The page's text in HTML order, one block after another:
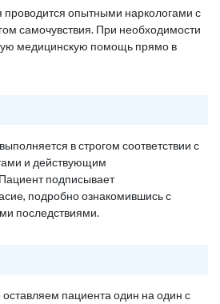
опытными наркологами с
самочувствия. При необходимости
медицинскую помощь прямо в
в строгом соответствии с
и действующим
подписывает
подробно ознакомившись с
последствиями.
пациента один на один с